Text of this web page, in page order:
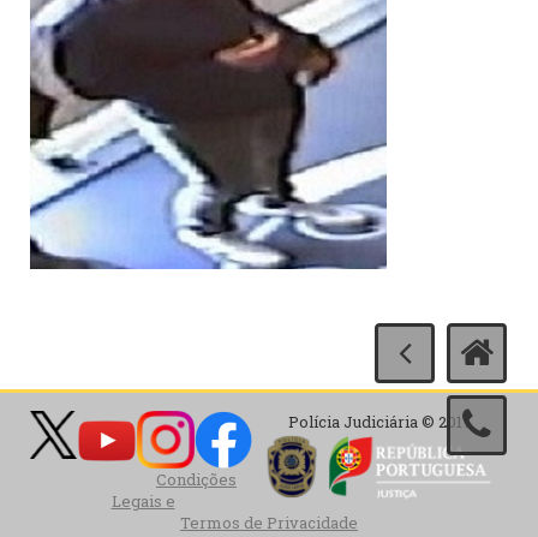
Polícia Judiciária © 2017
Condições
Legais e
Termos de Privacidade